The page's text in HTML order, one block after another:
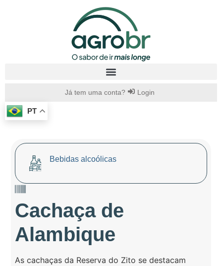
Já tem uma conta? Login
PT
Bebidas alcoólicas
Cachaça de
Alambique
As cachaças da Reserva do Zito se destacam